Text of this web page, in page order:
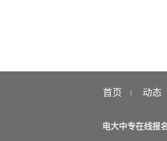
首页 动态
电大中专在线报